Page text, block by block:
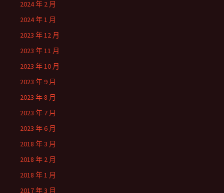
2024 年 2 月
2024 年 1 月
2023 年 12 月
2023 年 11 月
2023 年 10 月
2023 年 9 月
2023 年 8 月
2023 年 7 月
2023 年 6 月
2018 年 3 月
2018 年 2 月
2018 年 1 月
2017 年 3 月